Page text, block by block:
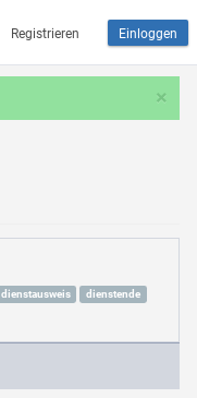
Registrieren Einloggen
×
dienstausweis
dienstende